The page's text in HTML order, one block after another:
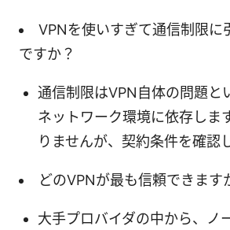
VPNを使いすぎて通信制限に
ですか？
通信制限はVPN自体の問題と
ネットワーク環境に依存しま
りませんが、契約条件を確認
どのVPNが最も信頼できます
大手プロバイダの中から、ノ